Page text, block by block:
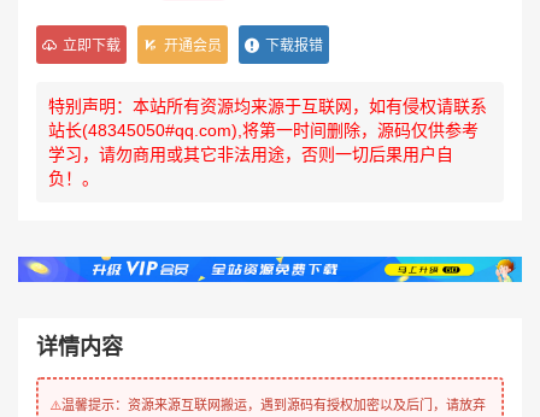
立即下载 开通会员 下载报错
特别声明：本站所有资源均来源于互联网，如有侵权请联系
站长(48345050#qq.com),将第一时间删除，源码仅供参考
学习，请勿商用或其它非法用途，否则一切后果用户自
负！。
详情内容
⚠️温馨提示：资源来源互联网搬运，遇到源码有授权加密以及后门，请放弃